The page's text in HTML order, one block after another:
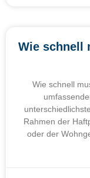
Wie schnell
Wie schnell
Rahmen der
oder der